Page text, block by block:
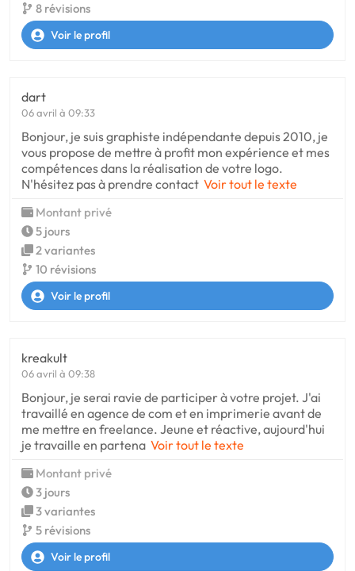
8 révisions
Voir le profil
dart
06 avril à 09:33
Bonjour, je suis graphiste indépendante depuis 2010, je
vous propose de mettre à profit mon expérience et mes
compétences dans la réalisation de votre logo.
N'hésitez pas à prendre contact Voir tout le texte
Montant privé
5 jours
2 variantes
10 révisions
Voir le profil
kreakult
06 avril à 09:38
Bonjour, je serai ravie de participer à votre projet. J'ai
travaillé en agence de com et en imprimerie avant de
me mettre en freelance. Jeune et réactive, aujourd'hui
je travaille en partena Voir tout le texte
Montant privé
3 jours
3 variantes
5 révisions
Voir le profil